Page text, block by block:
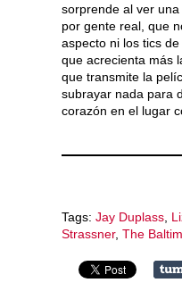
sorprende al ver
por gente real, que
aspecto ni los tics
que acrecienta más
que transmite la
subrayar nada para
corazón en el lugar
Tags: Jay Duplass
Strassner, The